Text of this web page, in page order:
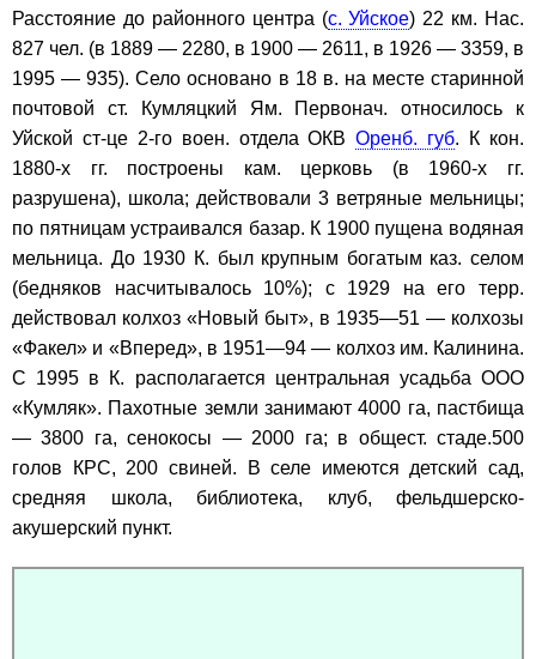
Расстояние до районного центра (с. Уйское) 22 км. Нас.
827 чел. (в 1889 — 2280, в 1900 — 2611, в 1926 — 3359, в
1995 — 935). Село основано в 18 в. на месте старинной
почтовой ст. Кумляцкий Ям. Первонач. относилось к
Уйской ст-це 2-го воен. отдела ОКВОренб. губ. К кон.
1880-х гг. построены кам. церковь (в 1960-х гг.
разрушена), школа; действовали 3 ветряные мельницы;
по пятницам устраивался базар. К 1900 пущена водяная
мельница. До 1930 К. был крупным богатым каз. селом
(бедняков насчитывалось 10%); с 1929 на его терр.
действовал колхоз «Новый быт», в 1935—51 — колхозы
«Факел» и «Вперед», в 1951—94 — колхоз им. Калинина.
С 1995 в К. располагается центральная усадьба ООО
«Кумляк». Пахотные земли занимают 4000 га, пастбища
— 3800 га, сенокосы — 2000 га; в общест. стаде.500
голов КРС, 200 свиней. В селе имеются детский сад,
средняя школа, библиотека, клуб, фельдшерско-
акушерский пункт.